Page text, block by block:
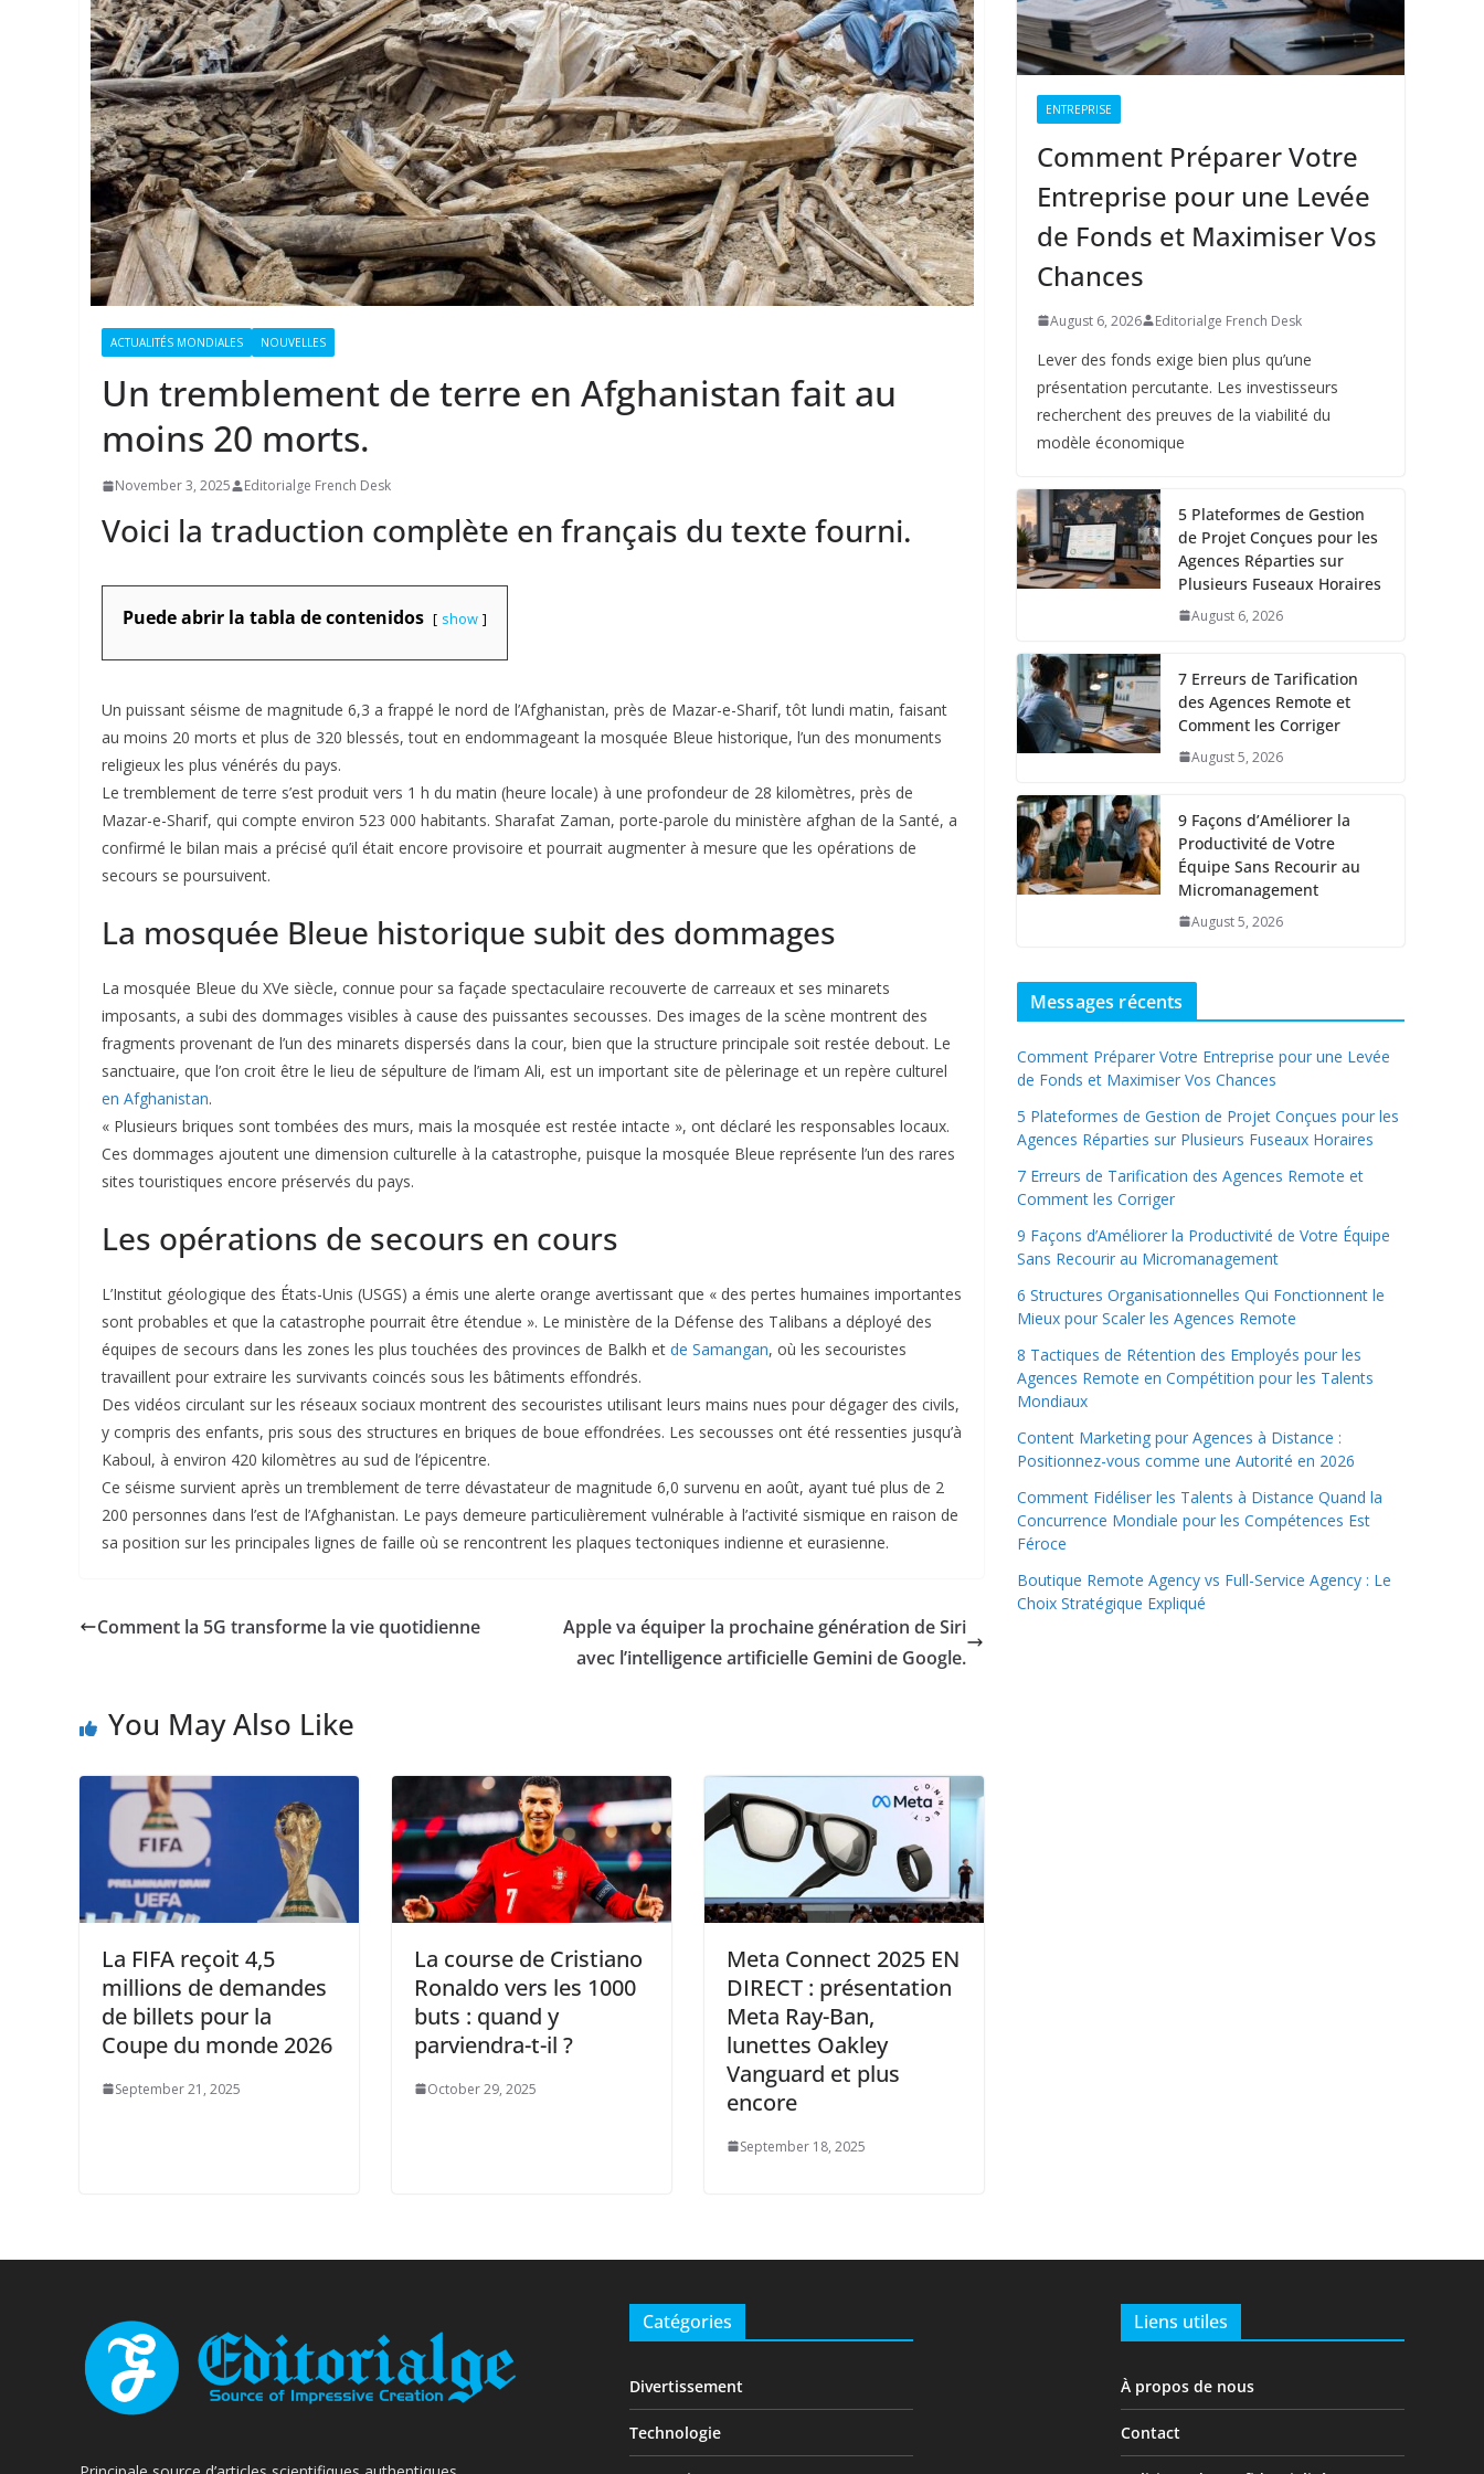
ACTUALITÉS MONDIALES NOUVELLES
Un tremblement de terre en Afghanistan fait au
moins 20 morts.
November 3, 2025 Editorialge French Desk
Voici la traduction complète en français du texte fourni.
Puede abrir la tabla de contenidos show
Un puissant séisme de magnitude 6,3 a frappé le nord de l’Afghanistan, près de Mazar-e-Sharif, tôt lundi matin, faisant
au moins 20 morts et plus de 320 blessés, tout en endommageant la mosquée Bleue historique, l’un des monuments
religieux les plus vénérés du pays.
Le tremblement de terre s’est produit vers 1 h du matin (heure locale) à une profondeur de 28 kilomètres, près de
Mazar-e-Sharif, qui compte environ 523 000 habitants. Sharafat Zaman, porte-parole du ministère afghan de la Santé, a
confirmé le bilan mais a précisé qu’il était encore provisoire et pourrait augmenter à mesure que les opérations de
secours se poursuivent.
La mosquée Bleue historique subit des dommages
La mosquée Bleue du XVe siècle, connue pour sa façade spectaculaire recouverte de carreaux et ses minarets
imposants, a subi des dommages visibles à cause des puissantes secousses. Des images de la scène montrent des
fragments provenant de l’un des minarets dispersés dans la cour, bien que la structure principale soit restée debout. Le
sanctuaire, que l’on croit être le lieu de sépulture de l’imam Ali, est un important site de pèlerinage et un repère culturel
en Afghanistan.
« Plusieurs briques sont tombées des murs, mais la mosquée est restée intacte », ont déclaré les responsables locaux.
Ces dommages ajoutent une dimension culturelle à la catastrophe, puisque la mosquée Bleue représente l’un des rares
sites touristiques encore préservés du pays.
Les opérations de secours en cours
L’Institut géologique des États-Unis (USGS) a émis une alerte orange avertissant que « des pertes humaines importantes
sont probables et que la catastrophe pourrait être étendue ». Le ministère de la Défense des Talibans a déployé des
équipes de secours dans les zones les plus touchées des provinces de Balkh et de Samangan, où les secouristes
travaillent pour extraire les survivants coincés sous les bâtiments effondrés.
Des vidéos circulant sur les réseaux sociaux montrent des secouristes utilisant leurs mains nues pour dégager des civils,
y compris des enfants, pris sous des structures en briques de boue effondrées. Les secousses ont été ressenties jusqu’à
Kaboul, à environ 420 kilomètres au sud de l’épicentre.
Ce séisme survient après un tremblement de terre dévastateur de magnitude 6,0 survenu en août, ayant tué plus de 2
200 personnes dans l’est de l’Afghanistan. Le pays demeure particulièrement vulnérable à l’activité sismique en raison de
sa position sur les principales lignes de faille où se rencontrent les plaques tectoniques indienne et eurasienne.
Comment la 5G transforme la vie quotidienne
Apple va équiper la prochaine génération de Siri
avec l’intelligence artificielle Gemini de Google.
You May Also Like
La FIFA reçoit 4,5
millions de demandes
de billets pour la
Coupe du monde 2026
September 21, 2025
La course de Cristiano
Ronaldo vers les 1000
buts : quand y
parviendra-t-il ?
October 29, 2025
Meta Connect 2025 EN
DIRECT : présentation
Meta Ray-Ban,
lunettes Oakley
Vanguard et plus
encore
September 18, 2025
ENTREPRISE
Comment Préparer Votre
Entreprise pour une Levée
de Fonds et Maximiser Vos
Chances
August 6, 2026 Editorialge French Desk
Lever des fonds exige bien plus qu’une
présentation percutante. Les investisseurs
recherchent des preuves de la viabilité du
modèle économique
5 Plateformes de Gestion
de Projet Conçues pour les
Agences Réparties sur
Plusieurs Fuseaux Horaires
August 6, 2026
7 Erreurs de Tarification
des Agences Remote et
Comment les Corriger
August 5, 2026
9 Façons d’Améliorer la
Productivité de Votre
Équipe Sans Recourir au
Micromanagement
August 5, 2026
Messages récents
Comment Préparer Votre Entreprise pour une Levée
de Fonds et Maximiser Vos Chances
5 Plateformes de Gestion de Projet Conçues pour les
Agences Réparties sur Plusieurs Fuseaux Horaires
7 Erreurs de Tarification des Agences Remote et
Comment les Corriger
9 Façons d’Améliorer la Productivité de Votre Équipe
Sans Recourir au Micromanagement
6 Structures Organisationnelles Qui Fonctionnent le
Mieux pour Scaler les Agences Remote
8 Tactiques de Rétention des Employés pour les
Agences Remote en Compétition pour les Talents
Mondiaux
Content Marketing pour Agences à Distance :
Positionnez-vous comme une Autorité en 2026
Comment Fidéliser les Talents à Distance Quand la
Concurrence Mondiale pour les Compétences Est
Féroce
Boutique Remote Agency vs Full-Service Agency : Le
Choix Stratégique Expliqué
Catégories
Divertissement
Technologie
Liens utiles
À propos de nous
Contact